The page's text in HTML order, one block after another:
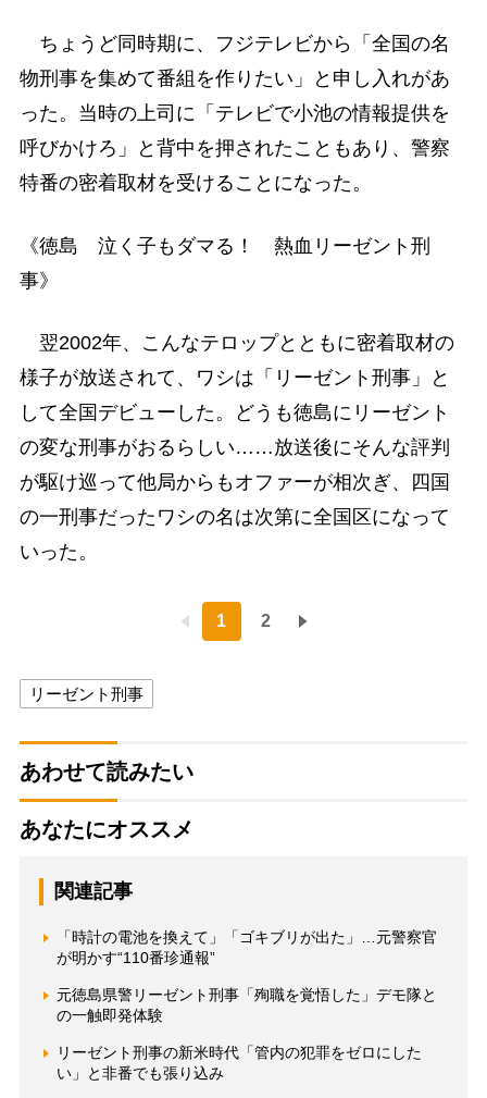
ちょうど同時期に、フジテレビから「全国の名
物刑事を集めて番組を作りたい」と申し入れがあ
った。当時の上司に「テレビで小池の情報提供を
呼びかけろ」と背中を押されたこともあり、警察
特番の密着取材を受けることになった。
《徳島 泣く子もダマる！ 熱血リーゼント刑
事》
翌2002年、こんなテロップとともに密着取材の
様子が放送されて、ワシは「リーゼント刑事」と
して全国デビューした。どうも徳島にリーゼント
の変な刑事がおるらしい……放送後にそんな評判
が駆け巡って他局からもオファーが相次ぎ、四国
の一刑事だったワシの名は次第に全国区になって
いった。
1 2
リーゼント刑事
あわせて読みたい
あなたにオススメ
関連記事
「時計の電池を換えて」「ゴキブリが出た」…元警察官
が明かす“110番珍通報”
元徳島県警リーゼント刑事「殉職を覚悟した」デモ隊と
の一触即発体験
リーゼント刑事の新米時代「管内の犯罪をゼロにした
い」と非番でも張り込み